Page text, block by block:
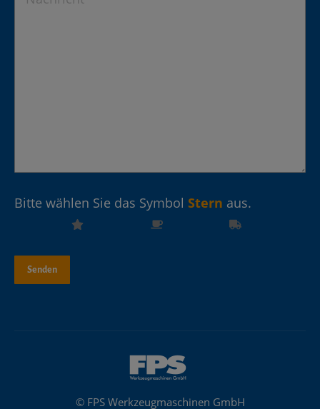
Bitte wählen Sie das Symbol Stern aus.
© FPS Werkzeugmaschinen GmbH